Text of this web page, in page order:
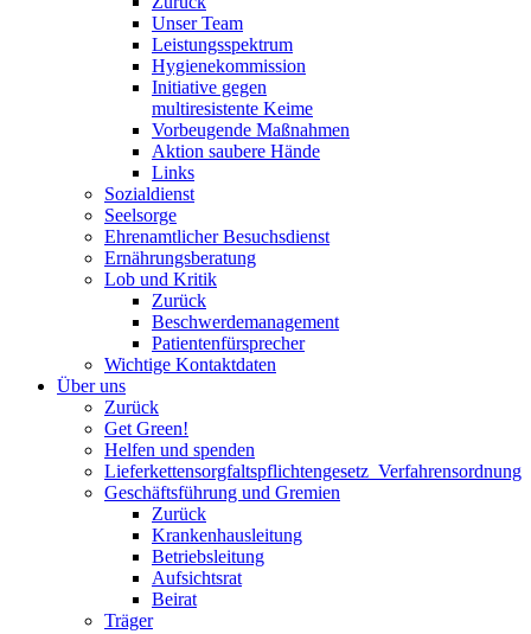
Unser Team
Leistungsspektrum
Hygienekommission
Initiative gegen
multiresistente Keime
Vorbeugende Maßnahmen
Aktion saubere Hände
Links
Sozialdienst
Seelsorge
Ehrenamtlicher Besuchsdienst
Ernährungsberatung
Lob und Kritik
Zurück
Beschwerdemanagement
Patientenfürsprecher
Wichtige Kontaktdaten
Über uns
Zurück
Get Green!
Helfen und spenden
Lieferkettensorgfaltspflichtengesetz_Verfahrensordnung
Geschäftsführung und Gremien
Zurück
Krankenhausleitung
Betriebsleitung
Aufsichtsrat
Beirat
Träger